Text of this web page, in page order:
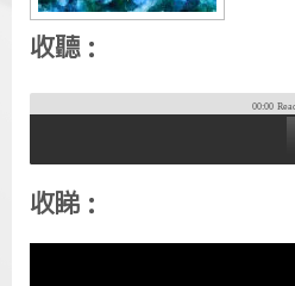
收聽：
00:00
收睇：